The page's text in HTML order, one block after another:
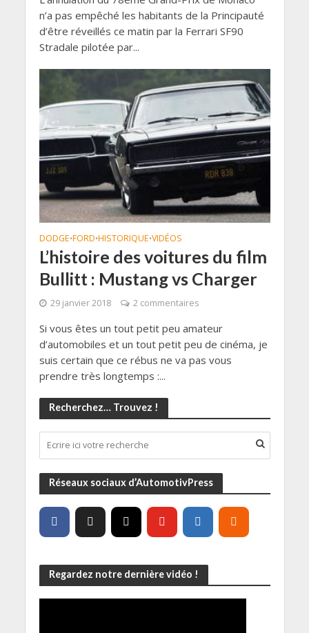
n’a pas empêché les habitants de la Principauté
d’être réveillés ce matin par la Ferrari SF90
Stradale pilotée par...
DODGE•FORD•HISTORIQUE•VIDÉOS
L’histoire des voitures du film
Bullitt : Mustang vs Charger
29 janvier 2018 2 commentaires
Si vous êtes un tout petit peu amateur
d’automobiles et un tout petit peu de cinéma, je
suis certain que ce rébus ne va pas vous
prendre très longtemps :...
Recherchez… Trouvez !
Réseaux sociaux d’AutomotivPress
Regardez notre dernière vidéo !